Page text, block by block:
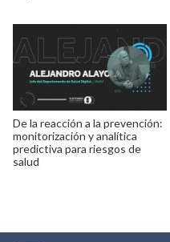
De la reacción a la prevención:
monitorización y analítica
predictiva para riesgos de
salud